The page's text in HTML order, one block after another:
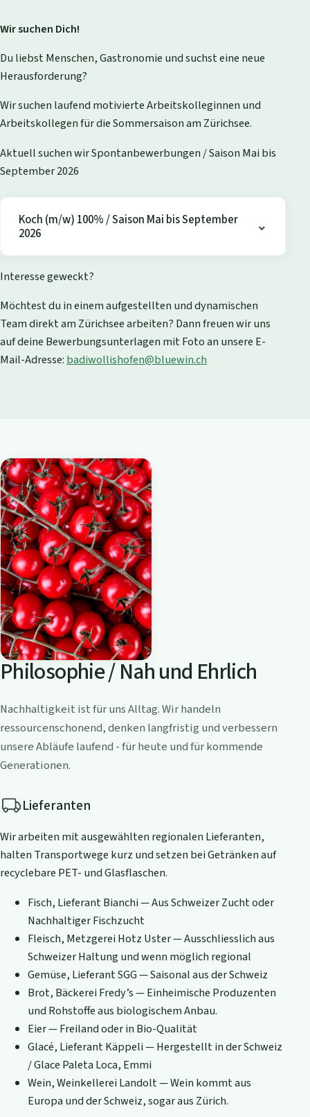
Wir suchen Dich!
Du liebst Menschen, Gastronomie und suchst eine neue
Herausforderung?
Wir suchen laufend motivierte Arbeitskolleginnen und
Arbeitskollegen für die Sommersaison am Zürichsee.
Aktuell suchen wir Spontanbewerbungen / Saison Mai bis
September 2026
Koch (m/w) 100% / Saison Mai bis September
2026
Interesse geweckt?
Möchtest du in einem aufgestellten und dynamischen
Team direkt am Zürichsee arbeiten? Dann freuen wir uns
auf deine Bewerbungsunterlagen mit Foto an unsere E-
Mail-Adresse:badiwollishofen@bluewin.ch
Philosophie / Nah und Ehrlich
Nachhaltigkeit ist für uns Alltag. Wir handeln
ressourcenschonend, denken langfristig und verbessern
unsere Abläufe laufend - für heute und für kommende
Generationen.
Lieferanten
Wir arbeiten mit ausgewählten regionalen Lieferanten,
halten Transportwege kurz und setzen bei Getränken auf
recyclebare PET- und Glasflaschen.
Fisch, Lieferant Bianchi — Aus Schweizer Zucht oder
Nachhaltiger Fischzucht
Fleisch, Metzgerei Hotz Uster — Ausschliesslich aus
Schweizer Haltung und wenn möglich regional
Gemüse, Lieferant SGG — Saisonal aus der Schweiz
Brot, Bäckerei Fredy’s — Einheimische Produzenten
und Rohstoffe aus biologischem Anbau.
Eier — Freiland oder in Bio-Qualität
Glacé, Lieferant Käppeli — Hergestellt in der Schweiz
/ Glace Paleta Loca, Emmi
Wein, Weinkellerei Landolt — Wein kommt aus
Europa und der Schweiz, sogar aus Zürich.